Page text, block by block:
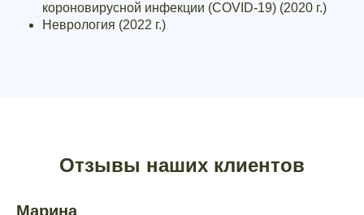
короновирусной инфекции (COVID-19) (2020 г.)
Неврология (2022 г.)
Отзывы наших клиентов
Марина